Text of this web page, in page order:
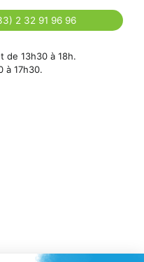
2 32 91 96 96
de 13h30 à 18h.
à 17h30.